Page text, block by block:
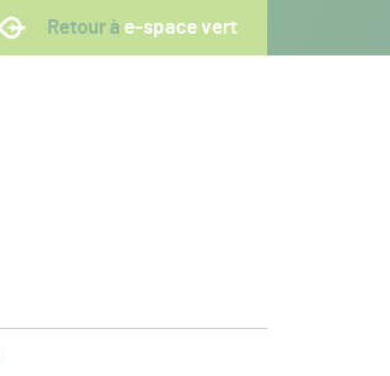
Retour à e-space vert